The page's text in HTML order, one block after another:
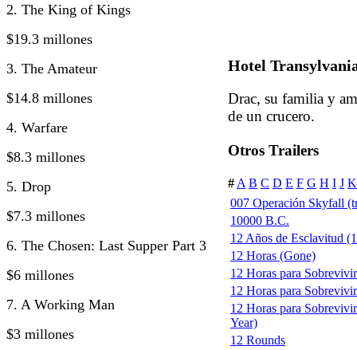
2. The King of Kings
$19.3 millones
3. The Amateur
$14.8 millones
4. Warfare
$8.3 millones
5. Drop
$7.3 millones
6. The Chosen: Last Supper Part 3
$6 millones
7. A Working Man
$3 millones
Hotel
Drac, su familia y
de un crucero.
Otros Trailers
# A B C D E F G H I J K
007 Operación Skyfall
10000 B.C.
12 Años de Esclavitud
12 Horas (Gone)
12 Horas para
12 Horas para
12 Horas para
Year)
12 Rounds